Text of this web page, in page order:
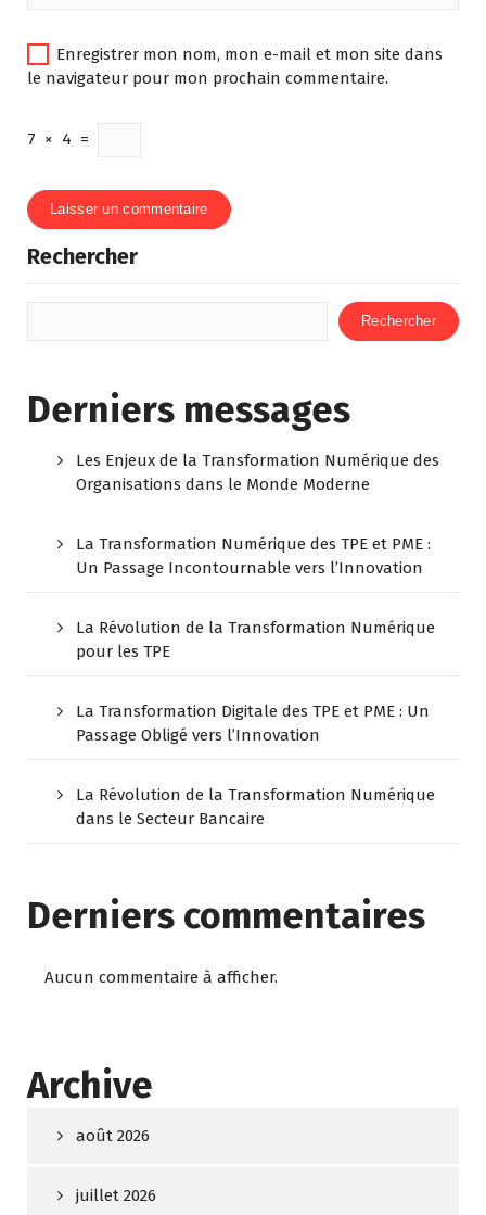
Enregistrer mon nom, mon e-mail et mon site dans
le navigateur pour mon prochain commentaire.
7 × 4 =
Rechercher
Rechercher
Derniers messages
Les Enjeux de la Transformation Numérique des
Organisations dans le Monde Moderne
La Transformation Numérique des TPE et PME :
Un Passage Incontournable vers l’Innovation
La Révolution de la Transformation Numérique
pour les TPE
La Transformation Digitale des TPE et PME : Un
Passage Obligé vers l’Innovation
La Révolution de la Transformation Numérique
dans le Secteur Bancaire
Derniers commentaires
Aucun commentaire à afficher.
Archive
août 2026
juillet 2026